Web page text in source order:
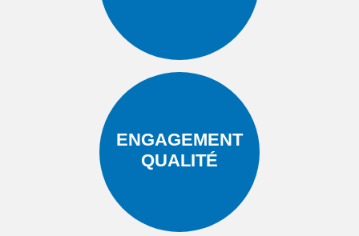
ENGAGEMENT
QUALITÉ